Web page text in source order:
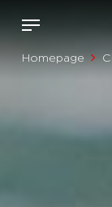
Homepage